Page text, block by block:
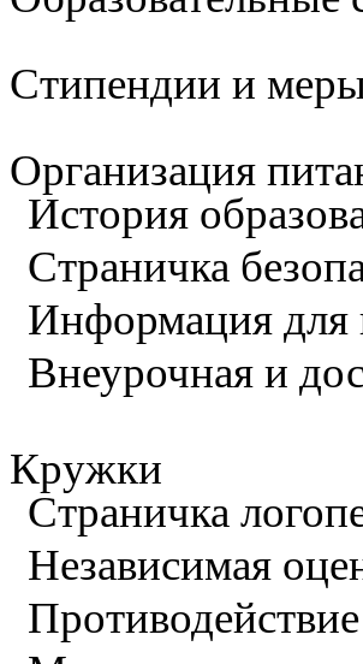
Стипендии и
Организация
История
Страничка
Информация
Внеурочная и
Кружки
Страничка
Независимая